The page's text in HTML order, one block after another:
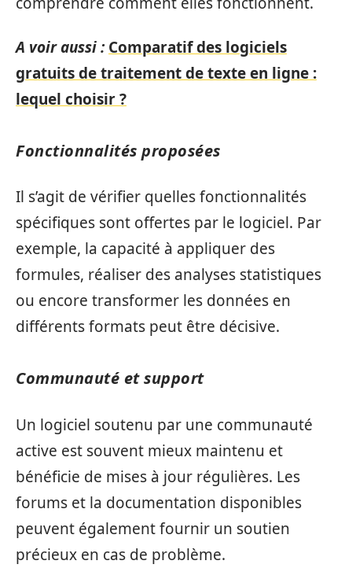
A voir aussi : Comparatif des logiciels
gratuits de traitement de texte en ligne :
lequel choisir ?
Fonctionnalités proposées
Il s’agit de vérifier quelles fonctionnalités
spécifiques sont offertes par le logiciel. Par
exemple, la capacité à appliquer des
formules, réaliser des analyses statistiques
ou encore transformer les données en
différents formats peut être décisive.
Communauté et support
Un logiciel soutenu par une communauté
active est souvent mieux maintenu et
bénéficie de mises à jour régulières. Les
forums et la documentation disponibles
peuvent également fournir un soutien
précieux en cas de problème.